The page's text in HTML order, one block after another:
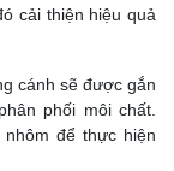
cải thiện hiệu quả
cánh sẽ được gắn
phối môi chất.
để thực hiện